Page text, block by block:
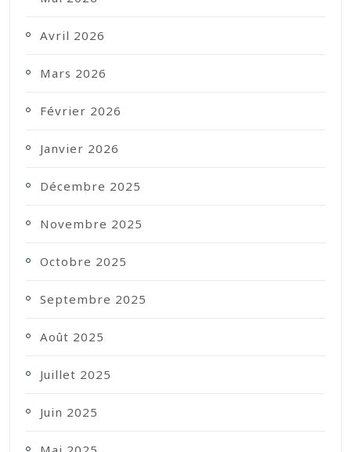
Avril 2026
Mars 2026
Février 2026
Janvier 2026
Décembre 2025
Novembre 2025
Octobre 2025
Septembre 2025
Août 2025
Juillet 2025
Juin 2025